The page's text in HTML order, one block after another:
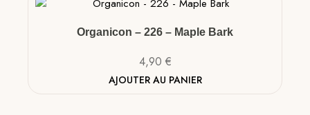
Organicon – 226 – Maple Bark
4,90 €
AJOUTER AU PANIER